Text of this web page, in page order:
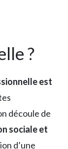
?
est
découle de
sociale et
d’une